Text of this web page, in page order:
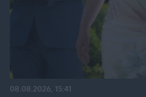
08.08.2026, 15:41